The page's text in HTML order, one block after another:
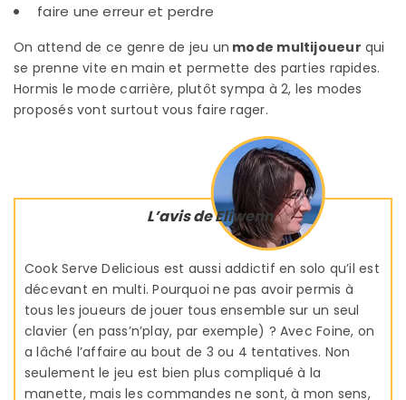
faire une erreur et perdre
On attend de ce genre de jeu un mode multijoueur qui
se prenne vite en main et permette des parties rapides.
Hormis le mode carrière, plutôt sympa à 2, les modes
proposés vont surtout vous faire rager.
L’avis de Eliwenn
Cook Serve Delicious est aussi addictif en solo qu’il est
décevant en multi. Pourquoi ne pas avoir permis à
tous les joueurs de jouer tous ensemble sur un seul
clavier (en pass’n’play, par exemple) ? Avec Foine, on
a lâché l’affaire au bout de 3 ou 4 tentatives. Non
seulement le jeu est bien plus compliqué à la
manette, mais les commandes ne sont, à mon sens,